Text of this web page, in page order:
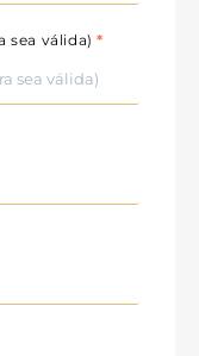
sea válida)*